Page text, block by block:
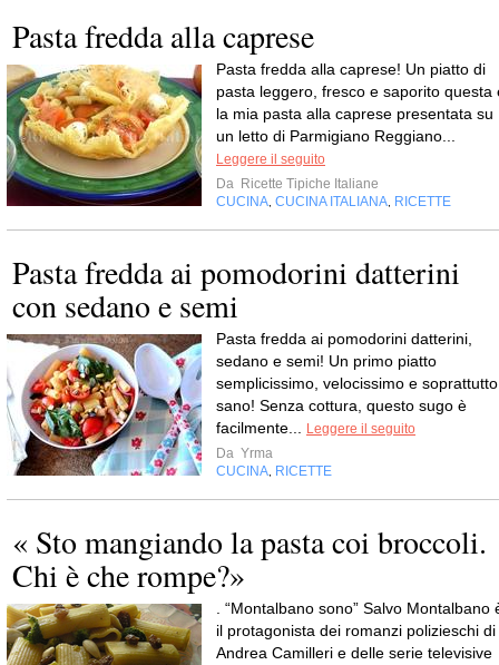
Pasta fredda alla caprese
Pasta fredda alla caprese! Un piatto di
pasta leggero, fresco e saporito questa
la mia pasta alla caprese presentata su
un letto di Parmigiano Reggiano...
Leggere il seguito
Da Ricette Tipiche Italiane
CUCINA CUCINA ITALIANA RICETTE
Pasta fredda ai pomodorini datterini
con sedano e semi
Pasta fredda ai pomodorini datterini,
sedano e semi! Un primo piatto
semplicissimo, velocissimo e soprattutto
sano! Senza cottura, questo sugo è
facilmente...
Leggere il seguito
Da Yrma
CUCINA RICETTE
« Sto mangiando la pasta coi broccoli.
Chi è che rompe?»
. “Montalbano sono” Salvo Montalbano
il protagonista dei romanzi polizieschi di
Andrea Camilleri e delle serie televisive